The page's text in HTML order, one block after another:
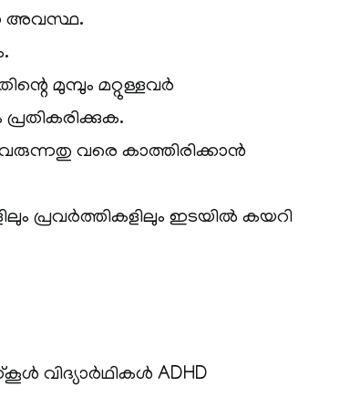
അവസ്ഥ.
മുമ്പും മറ്റുള്ളവർ
വരുന്നതു വരെ കാത്തിരിക്കാൻ
പ്രവർത്തികളിലും ഇടയിൽ കയറി
വിദ്യാർഥികൾ ADHD